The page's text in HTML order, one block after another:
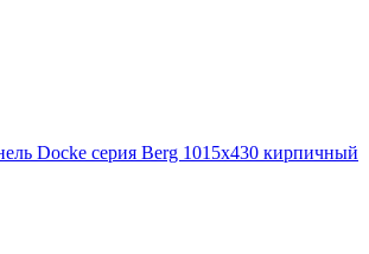
Docke серия Berg 1015x430 кирпичный